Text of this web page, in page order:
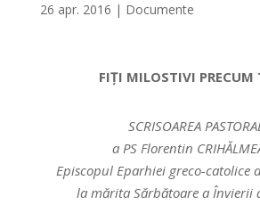
26 apr. 2016 | Documente
FIȚI MILOSTIVI PRECUM
SCRISOAREA
a PS Florentin
Episcopul Eparhiei greco-catolice
la mărita Sărbătoare a Învierii